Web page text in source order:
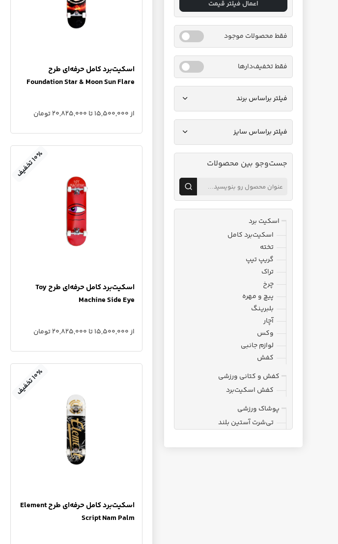
اعمال فیلتر قیمت
فقط محصولات موجود
فقط تخفیف‌دارها
فیلتر براساس برند
فیلتر براساس سایز
جست‌وجو بین محصولات
اسکیت برد
اسکیت‌برد کامل
تخته
گریپ تیپ
تراک
چرخ
پیچ و مهره
بلبرینگ
آچار
وکس
لوازم جانبی
کفش
کفش و کتانی ورزشی
کفش اسکیت‌برد
پوشاک ورزشی
تی‌شرت آستین بلند
اسکیت‌برد کامل حرفه‌ای طرح
Foundation Star & Moon Sun Flare
از 15,500,000 تا 20,825,000 تومان
اسکیت‌برد کامل حرفه‌ای طرح Toy
Machine Side Eye
از 15,500,000 تا 20,825,000 تومان
۱
۰
٪
ت
خ
ف
ی
ف
اسکیت‌برد کامل حرفه‌ای طرح Element
Script Nam Palm
۱
۰
٪
ت
خ
ف
ی
ف